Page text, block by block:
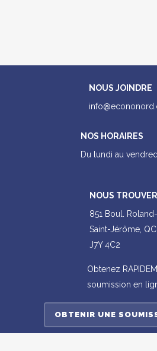
NOUS JOINDRE
NOS HORAIRES
Du lundi au
NOUS TROUVER
851 Boul.
Saint-Jérôme, QC
J7Y 4C2
Obtenez
soumission en
OBTENIR UNE